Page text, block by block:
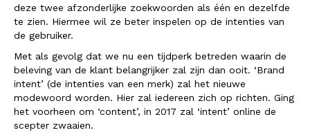
deze twee afzonderlijke zoekwoorden als één en dezelfde
te zien. Hiermee wil ze beter inspelen op de intenties van
de gebruiker.
Met als gevolg dat we nu een tijdperk betreden waarin de
beleving van de klant belangrijker zal zijn dan ooit. ‘Brand
intent’ (de intenties van een merk) zal het nieuwe
modewoord worden. Hier zal iedereen zich op richten. Ging
het voorheen om ‘content’, in 2017 zal ‘intent’ online de
scepter zwaaien.